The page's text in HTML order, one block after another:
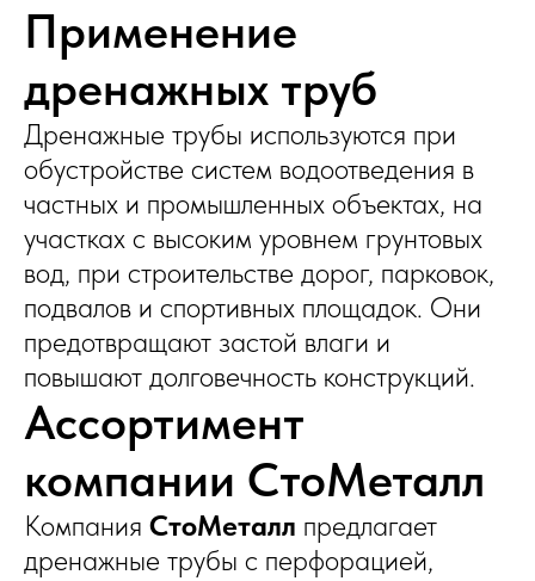
Применение
дренажных труб
Дренажные трубы используются при
обустройстве систем водоотведения в
частных и промышленных объектах, на
участках с высоким уровнем грунтовых
вод, при строительстве дорог, парковок,
подвалов и спортивных площадок. Они
предотвращают застой влаги и
повышают долговечность конструкций.
Ассортимент
компании СтоМеталл
Компания СтоМеталл предлагает
дренажные трубы с перфорацией,